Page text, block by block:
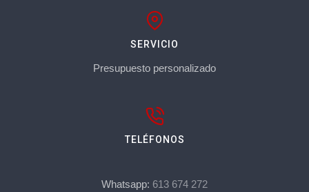
SERVICIO
Presupuesto personalizado
TELÉFONOS
Whatsapp: 613 674 272